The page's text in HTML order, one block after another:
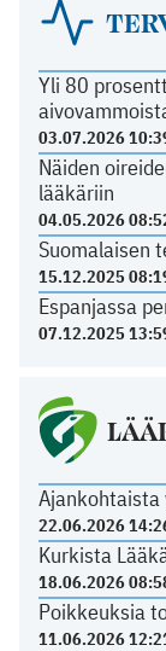
Yli 80
03.07.2026
Näiden
lääkäriin
04.05.2026
Suomalaisen
15.12.2025
Espanjassa
07.12.2025
22.06.2026
Kurkista
18.06.2026
Poikkeuksia
11.06.2026